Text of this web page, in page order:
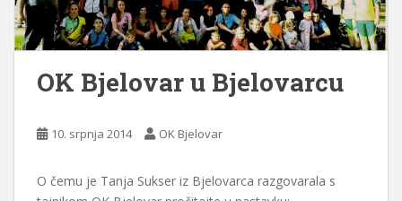
OK Bjelovar u Bjelovarcu
10. srpnja 2014 OK Bjelovar
O čemu je Tanja Sukser iz Bjelovarca razgovarala s